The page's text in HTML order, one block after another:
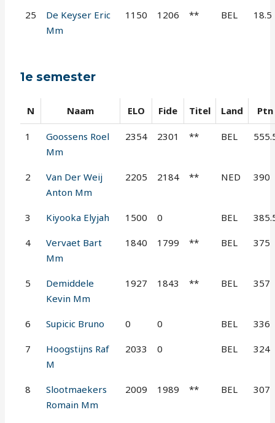
25
De Keyser Eric
Mm
1150 1206 ** BEL 18.5
1e semester
N Naam ELO Fide Titel Land Ptn
1
Goossens Roel
Mm
2354 2301 ** BEL
2
Van Der Weij
Anton Mm
2205 2184 ** NED 390
3 Kiyooka Elyjah 1500 0 BEL
4
Vervaet Bart
Mm
1840 1799 ** BEL 375
5
Demiddele
Kevin Mm
1927 1843 ** BEL 357
6 Supicic Bruno 0 0 BEL 336
7
Hoogstijns Raf
M
2033 0 BEL 324
8
Slootmaekers
Romain Mm
2009 1989 ** BEL 307